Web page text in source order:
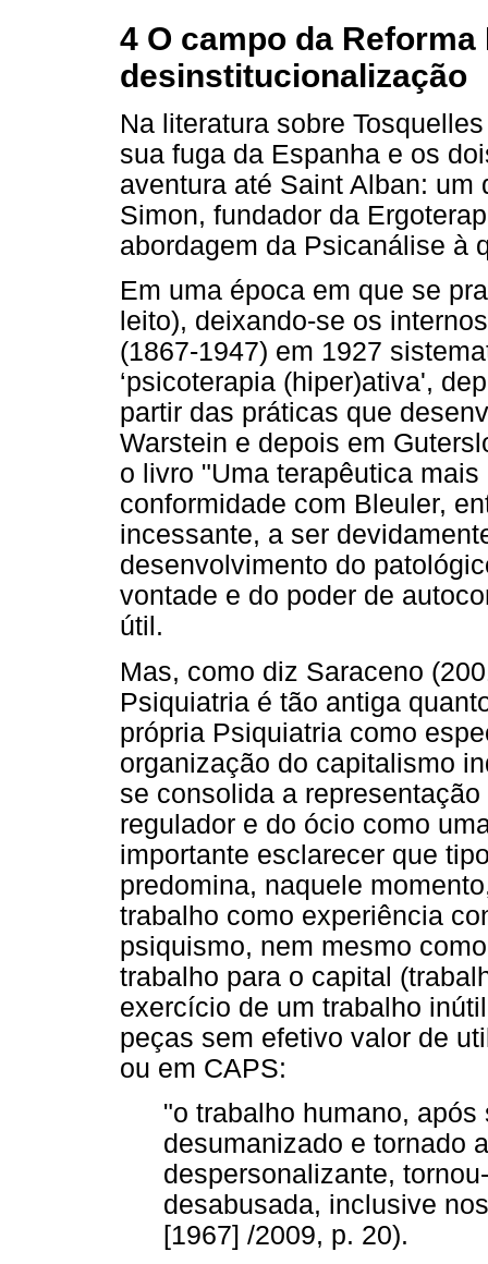
4 O campo da
desinstitucionalização
Na literatura sobre
sua fuga da Espanha e os
aventura até Saint Alban:
Simon, fundador da
abordagem da Psicanálise à
Em uma época em que se
leito), deixando-se os
(1867-1947) em 1927
‘psicoterapia (hiper)ativa',
partir das práticas que
Warstein e depois em
o livro "Uma terapêutica
conformidade com Bleuler,
incessante, a ser
desenvolvimento do
vontade e do poder de
útil.
Mas, como diz Saraceno
Psiquiatria é tão antiga
própria Psiquiatria como
organização do capitalismo
se consolida a
regulador e do ócio como
importante esclarecer que
predomina, naquele
trabalho como experiência
psiquismo, nem mesmo
trabalho para o capital
exercício de um trabalho
peças sem efetivo valor de
ou em CAPS:
"o trabalho humano,
desumanizado e tornado
despersonalizante,
desabusada, inclusive
[1967] /2009, p. 20).